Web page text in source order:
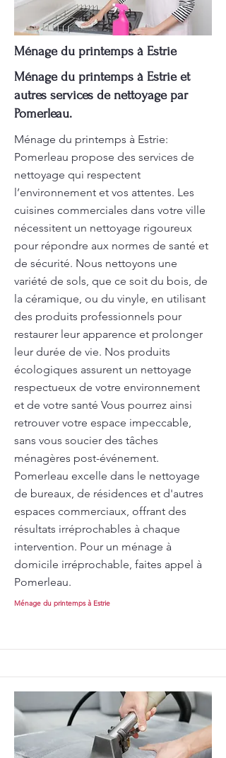
Ménage du printemps à Estrie
Ménage du printemps à Estrie et
autres services de nettoyage par
Pomerleau.
Ménage du printemps à Estrie:
Pomerleau propose des services de
nettoyage qui respectent
l’environnement et vos attentes. Les
cuisines commerciales dans votre ville
nécessitent un nettoyage rigoureux
pour répondre aux normes de santé et
de sécurité. Nous nettoyons une
variété de sols, que ce soit du bois, de
la céramique, ou du vinyle, en utilisant
des produits professionnels pour
restaurer leur apparence et prolonger
leur durée de vie. Nos produits
écologiques assurent un nettoyage
respectueux de votre environnement
et de votre santé Vous pourrez ainsi
retrouver votre espace impeccable,
sans vous soucier des tâches
ménagères post-événement.
Pomerleau excelle dans le nettoyage
de bureaux, de résidences et d'autres
espaces commerciaux, offrant des
résultats irréprochables à chaque
intervention. Pour un ménage à
domicile irréprochable, faites appel à
Pomerleau.
Ménage du printemps à Estrie